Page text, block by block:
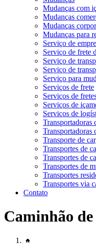
Mudanças com
Mudanças
Mudanças
Mudanças para
Serviço de
Serviço de frete
Serviço de
Serviço de
Serviço para
Serviços de frete
Serviços de
Serviços de
Serviços de
Transportadoras
Transportadoras
Transporte de
Transportes de
Transportes de
Transportes de
Transportes
Transportes via
Contato
Caminhão